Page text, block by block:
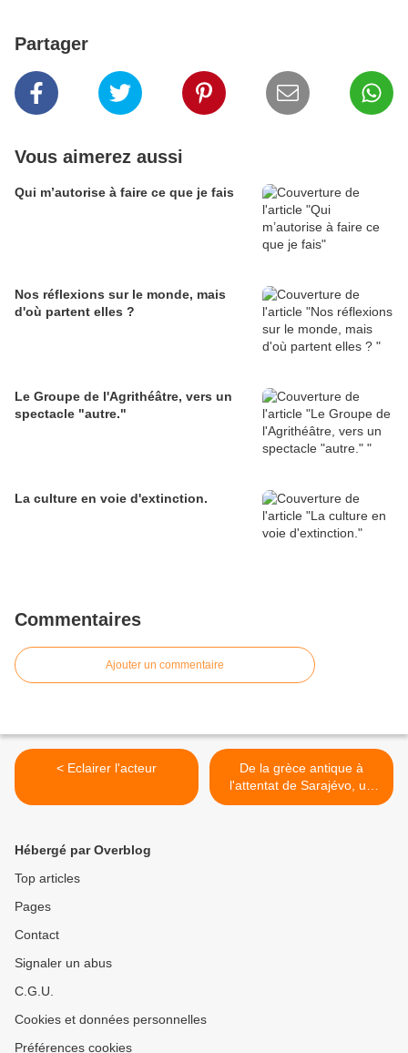
Partager
Vous aimerez aussi
Qui m’autorise à faire ce que je fais
Nos réflexions sur le monde, mais
d'où partent elles ?
Le Groupe de l'Agrithéâtre, vers un
spectacle "autre."
La culture en voie d'extinction.
Commentaires
Ajouter un commentaire
< Eclairer l'acteur
De la grèce antique à
l'attentat de Sarajévo, un
voyage onirique de deux
Hébergé par Overblog
Top articles
Pages
Contact
Signaler un abus
C.G.U.
Cookies et données personnelles
Préférences cookies